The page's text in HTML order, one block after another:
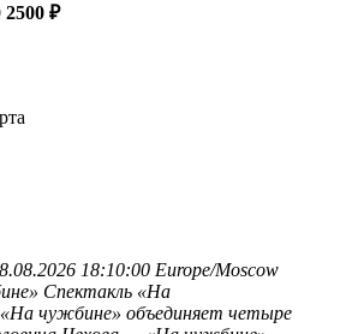
2500 ₽
18:10:00 Europe/Moscow
Спектакль «На
чужбине» объединяет четыре